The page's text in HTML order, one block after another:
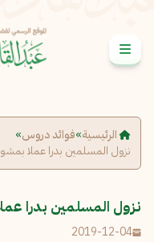
الرئيسية»فوائد دروس»
نزول المسلمين بدرا عملا
نزول المسلمين بدرا
2019-12-04
البريد الإلكتروني*
الرسالة